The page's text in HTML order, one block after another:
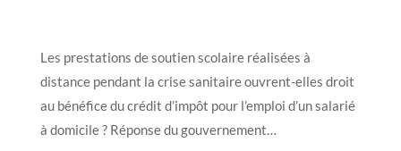
Les prestations de soutien scolaire réalisées à
distance pendant la crise sanitaire ouvrent-elles droit
au bénéfice du crédit d’impôt pour l’emploi d’un salarié
à domicile ? Réponse du gouvernement…